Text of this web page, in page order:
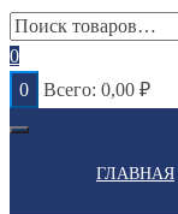
0
0
Всего: 0,00 ₽
ГЛАВНАЯ